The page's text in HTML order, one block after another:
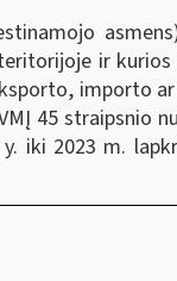
ir
45 straipsnio
2023 m.